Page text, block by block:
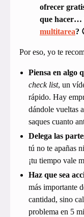
ofrecer
que hacer…
multitarea?
Por eso, yo te
Piensa en algo
check list, un
rápido. Hay
dándole vueltas
saques cuanto
Delega las
tú no te apañas
¡tu tiempo vale
Haz que sea
más importante
cantidad, sino
problema en 5